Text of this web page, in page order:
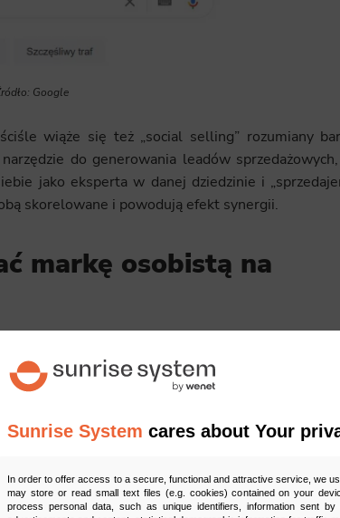
Sunrise System cares about Your
In order to offer access to a secure, functional and attractive service, we
may store or read small text files (e.g. cookies) contained on your
process personal data, such as unique identifiers, information sent
Google
wiąże się też „social selling” rozumiany
do generowania leadów
jako eksperta w danej dziedzinie i
skorelowane i powodują efekt synergii.
markę osobistą na
prawdę mnóstwo i cały czas poszerza
się z naszymi partnerami